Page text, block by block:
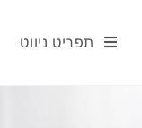
תפריט ניווט